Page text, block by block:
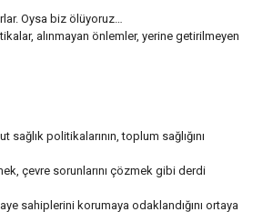
Oysa biz ölüyoruz…
alınmayan önlemler, yerine getirilmeyen
sağlık politikalarının, toplum sağlığını
çevre sorunlarını çözmek gibi derdi
sahiplerini korumaya odaklandığını ortaya